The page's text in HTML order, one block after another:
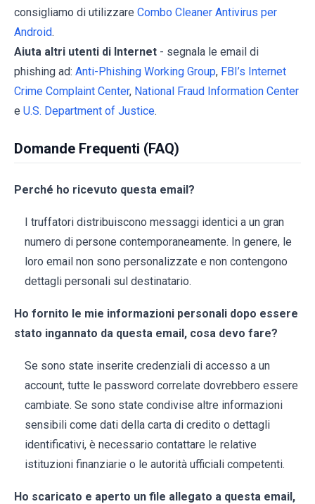
consigliamo di utilizzare Combo Cleaner Antivirus per
Android.
Aiuta altri utenti di Internet - segnala le email di
phishing ad: Anti-Phishing Working Group, FBI’s Internet
Crime Complaint Center, National Fraud Information Center
e U.S. Department of Justice.
Domande Frequenti (FAQ)
Perché ho ricevuto questa email?
I truffatori distribuiscono messaggi identici a un gran
numero di persone contemporaneamente. In genere, le
loro email non sono personalizzate e non contengono
dettagli personali sul destinatario.
Ho fornito le mie informazioni personali dopo essere
stato ingannato da questa email, cosa devo fare?
Se sono state inserite credenziali di accesso a un
account, tutte le password correlate dovrebbero essere
cambiate. Se sono state condivise altre informazioni
sensibili come dati della carta di credito o dettagli
identificativi, è necessario contattare le relative
istituzioni finanziarie o le autorità ufficiali competenti.
Ho scaricato e aperto un file allegato a questa email,